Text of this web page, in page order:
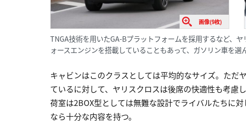
画像(9枚)
TNGA技術を用いたGA-Bプラットフォームを採用するなど、
ォースエンジンを搭載していることもあって、ガソリン車を選
キャビンはこのクラスとしては平均的なサイズ。ただ
ているに対して、ヤリスクロスは後席の快適性も考慮
荷室は2BOX型としては無難な設計でライバルたちに
なら十分な内容を持つ。